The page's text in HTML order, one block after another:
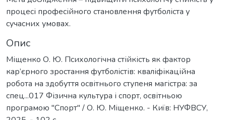
процесі професійного становлення футболіста у
сучасних умовах.
Опис
Міщенко О. Ю. Психологічна стійкість як фактор
кар’єрного зростання футболістів: кваліфікаційна
робота на здобуття освітнього ступеня магістра: за
спец...017 Фізична культура і спорт, освітньою
програмою "Спорт" / О. Ю. Міщенко. - Київ: НУФВСУ,